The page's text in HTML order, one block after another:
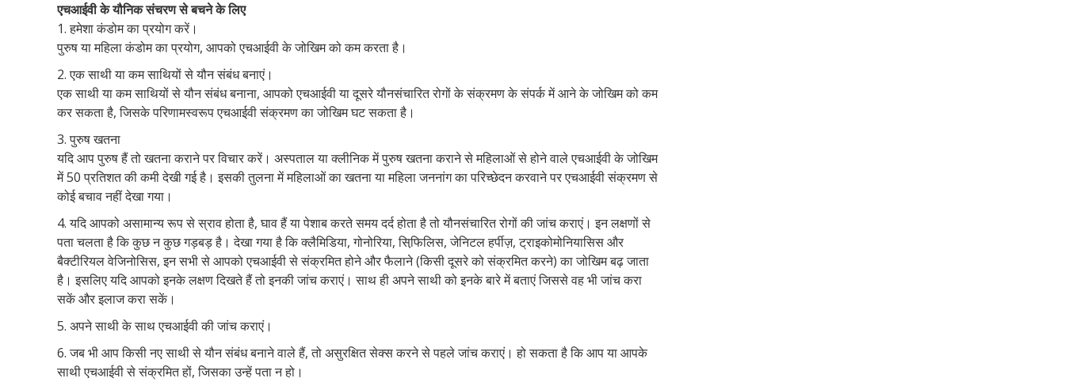
एचआईवी के यौनिक संचरण से बचने के लिए
1. हमेशा कंडोम का प्रयोग करें।
पुरुष या महिला कंडोम का प्रयोग, आपको एचआईवी के जोखिम को कम करता है।
2. एक साथी या कम साथियों से यौन संबंध बनाएं।
एक साथी या कम साथियों से यौन संबंध बनाना, आपको एचआईवी या दूसरे यौनसंचारित रोगों के संक्रमण के संपर्क में आने के जोखिम को कम
कर सकता है, जिसके परिणामस्वरूप एचआईवी संक्रमण का जोखिम घट सकता है।
3. पुरुष खतना
यदि आप पुरुष हैं तो खतना कराने पर विचार करें। अस्पताल या क्लीनिक में पुरुष खतना कराने से महिलाओं से होने वाले एचआईवी के जोखिम
में 50 प्रतिशत की कमी देखी गई है। इसकी तुलना में महिलाओं का खतना या महिला जननांग का परिच्छेदन करवाने पर एचआईवी संक्रमण से
कोई बचाव नहीं देखा गया।
4. यदि आपको असामान्य रूप से स्राव होता है, घाव हैं या पेशाब करते समय दर्द होता है तो यौनसंचारित रोगों की जांच कराएं। इन लक्षणों से
पता चलता है कि कुछ न कुछ गड़बड़ है। देखा गया है कि क्लैमिडिया, गोनोरिया, सिफि़लिस, जेनिटल हर्पीज़, ट्राइकोमोनियासिस और
बैक्टीरियल वेजिनोसिस, इन सभी से आपको एचआईवी से संक्रमित होने और फैलाने (किसी दूसरे को संक्रमित करने) का जोखिम बढ़ जाता
है। इसलिए यदि आपको इनके लक्षण दिखते हैं तो इनकी जांच कराएं। साथ ही अपने साथी को इनके बारे में बताएं जिससे वह भी जांच करा
सकें और इलाज करा सकें।
5. अपने साथी के साथ एचआईवी की जांच कराएं।
6. जब भी आप किसी नए साथी से यौन संबंध बनाने वाले हैं, तो असुरक्षित सेक्स करने से पहले जांच कराएं। हो सकता है कि आप या आपके
साथी एचआईवी से संक्रमित हों, जिसका उन्हें पता न हो।